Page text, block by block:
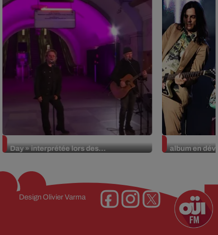
Day » interprétée lors des...
album en
Design Olivier Varma